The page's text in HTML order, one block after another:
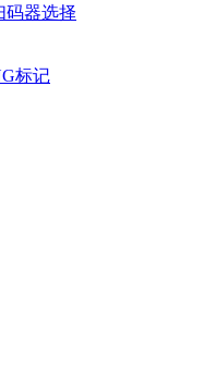
码器选择
标记